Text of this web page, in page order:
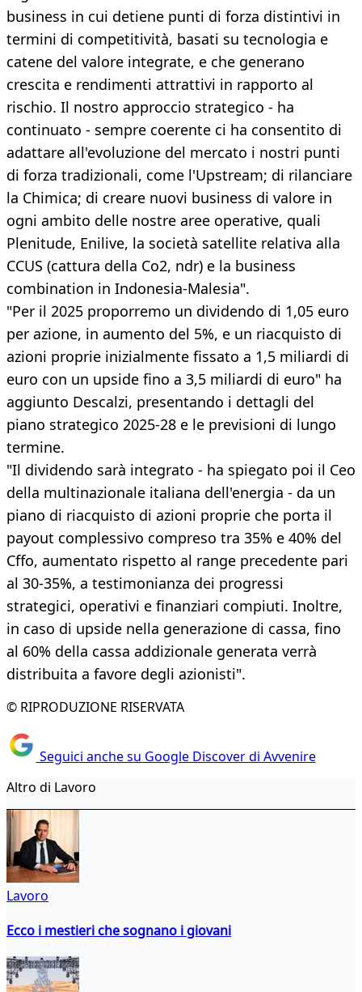
business in cui detiene punti di forza distintivi in
termini di competitività, basati su tecnologia e
catene del valore integrate, e che generano
crescita e rendimenti attrattivi in rapporto al
rischio. Il nostro approccio strategico - ha
continuato - sempre coerente ci ha consentito di
adattare all'evoluzione del mercato i nostri punti
di forza tradizionali, come l'Upstream; di rilanciare
la Chimica; di creare nuovi business di valore in
ogni ambito delle nostre aree operative, quali
Plenitude, Enilive, la società satellite relativa alla
CCUS (cattura della Co2, ndr) e la business
combination in Indonesia-Malesia".
"Per il 2025 proporremo un dividendo di 1,05 euro
per azione, in aumento del 5%, e un riacquisto di
azioni proprie inizialmente fissato a 1,5 miliardi di
euro con un upside fino a 3,5 miliardi di euro" ha
aggiunto Descalzi, presentando i dettagli del
piano strategico 2025-28 e le previsioni di lungo
termine.
"Il dividendo sarà integrato - ha spiegato poi il Ceo
della multinazionale italiana dell'energia - da un
piano di riacquisto di azioni proprie che porta il
payout complessivo compreso tra 35% e 40% del
Cffo, aumentato rispetto al range precedente pari
al 30-35%, a testimonianza dei progressi
strategici, operativi e finanziari compiuti. Inoltre,
in caso di upside nella generazione di cassa, fino
al 60% della cassa addizionale generata verrà
distribuita a favore degli azionisti".
© RIPRODUZIONE RISERVATA
Seguici anche su Google Discover di Avvenire
Altro di Lavoro
Lavoro
Ecco i mestieri che sognano i giovani